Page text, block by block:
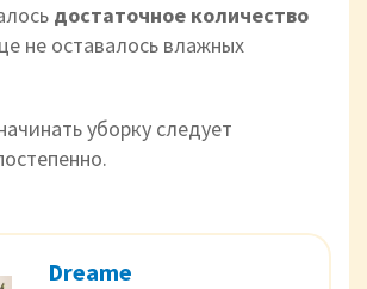
достаточное количество
не оставалось влажных
уборку следует
Dreame